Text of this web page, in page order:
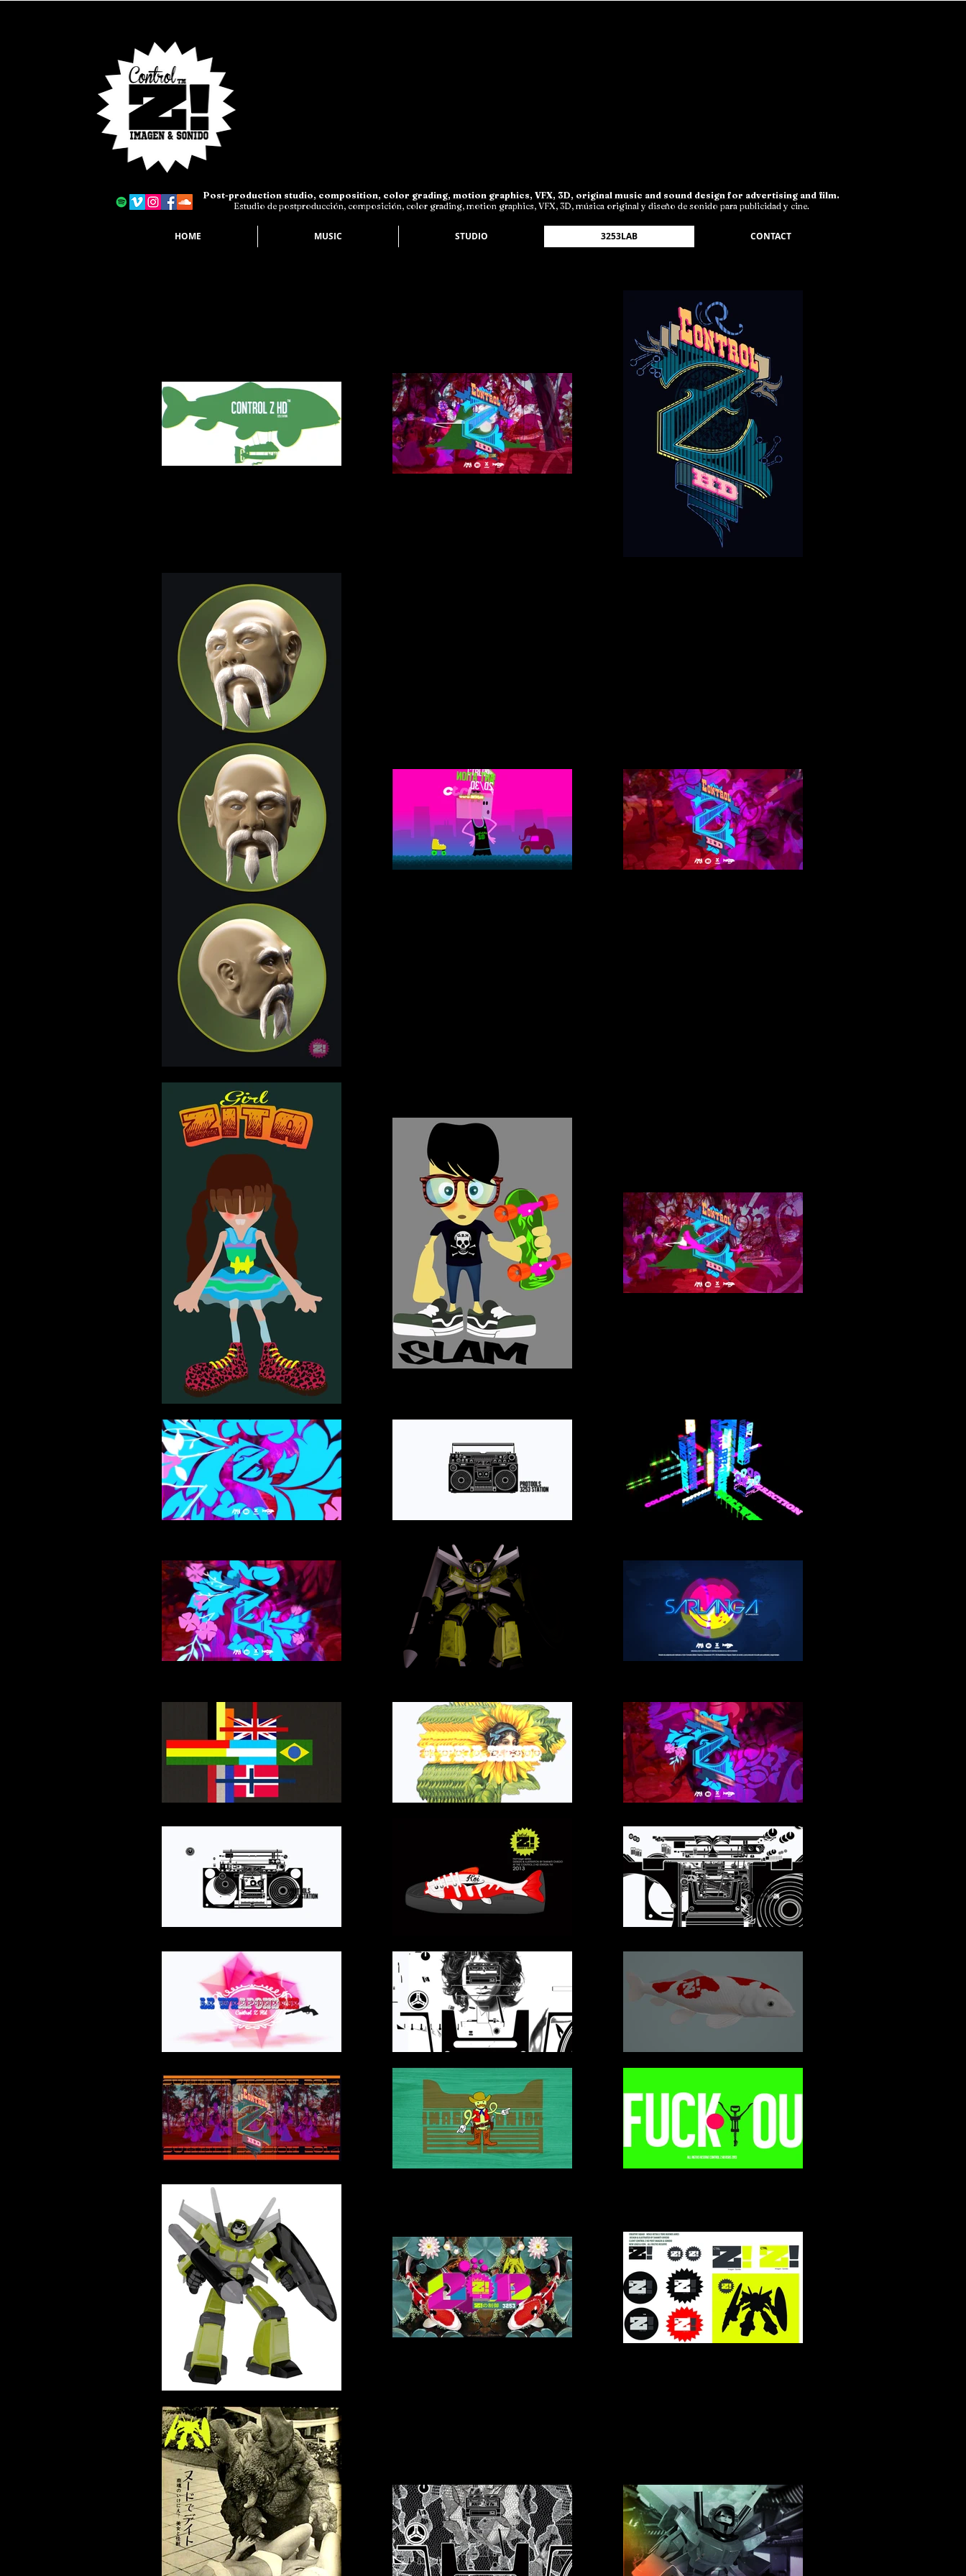
Post-production studio, composition, color grading, motion graphics, VFX, 3D, original music and sound design for advertising and film.
Estudio de postproducción, composición, color grading, motion graphics, VFX, 3D, música original y diseño de sonido para publicidad y cine.
HOME MUSIC STUDIO 3253LAB CONTACT